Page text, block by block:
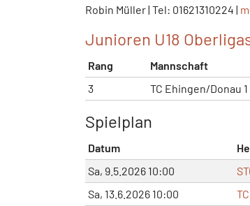
Robin Müller | Tel: 01621310224 |
Junioren U18
Rang Mannschaft
3
TC Ehingen/Donau 1
Spielplan
Datum
Sa, 9.5.2026 10:00
Sa, 13.6.2026 10:00